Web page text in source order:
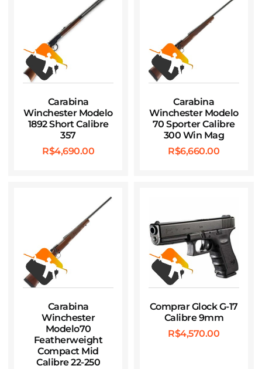
Carabina
Winchester Modelo
1892 Short Calibre
357
R$4,690.00
Carabina
Winchester Modelo
70 Sporter Calibre
300 Win Mag
R$6,660.00
Carabina
Winchester
Modelo70
Featherweight
Compact Mid
Calibre 22-250
Comprar Glock G-17
Calibre 9mm
R$4,570.00